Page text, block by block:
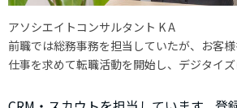
アソシエイトコンサルタント K A
前職では総務事務を担当していたが、お客
仕事を求めて転職活動を開始し、デジタイズ